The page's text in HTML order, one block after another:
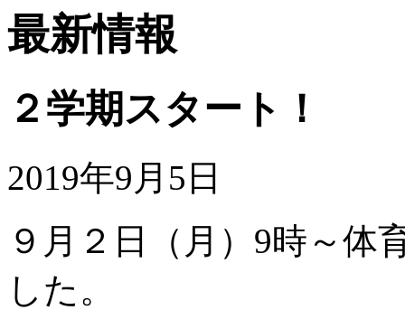
最新情報
２学期スタート！
2019年9月5日
９月２日（月）9時～体
した。